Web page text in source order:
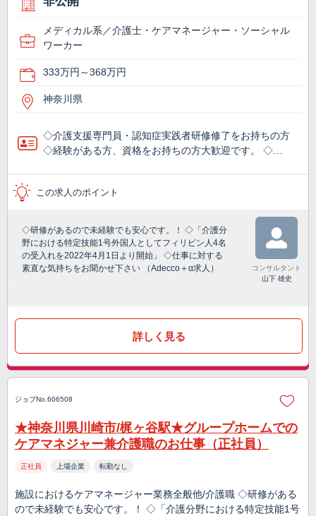
メディカル系／介護士・ケアマネージャー・ソーシャル
ワーカー
333万円～368万円
神奈川県
◇介護支援専門員・認知症実践者研修修了をお持ちの方
◇経験がある方、資格をお持ちの方大歓迎です。 ◇…
この求人のポイント
◇研修があるので未経験でも安心です。！ ◇「介護分
野における特定技能1号外国人としてフィリピン人4名
の受入れを2022年4月1日より開始」 ◇仕事に対する
素直な気持ちをお聞かせ下さい （Adecco＋α求人）
コンサルタント
山下 雄史
詳しく見る
ジョブNo.606508
★神奈川県川崎市/梶ヶ谷駅★グループホームでの
ケアマネジャー兼介護職のお仕事（正社員）
正社員 上場企業 転勤なし
施設におけるケアマネージャー業務全般他/介護職 ◇研修がある
ので未経験でも安心です。！ ◇「介護分野における特定技能1号